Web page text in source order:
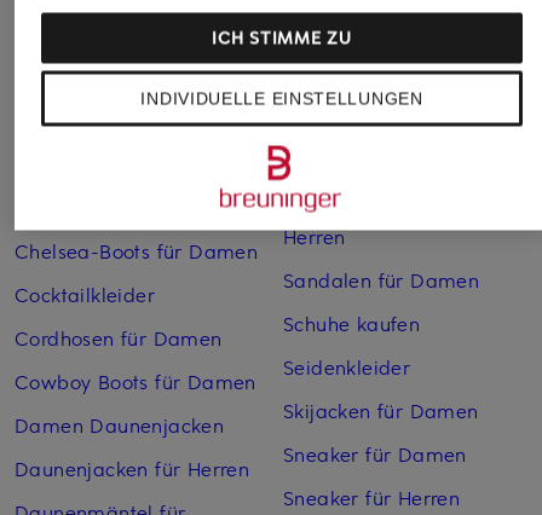
Boots für Damen
Braune Stiefel für Damen
Chelsea Boots für Herren
Chelsea-Boots für Damen
Cocktailkleider
Cordhosen für Damen
Cowboy Boots für Damen
Damen Daunenjacken
Daunenjacken für Herren
Lederjacken für Damen
Mäntel für Damen
Parkas für Herren
Pullover für Damen
Rollkragenpullover für
Herren
Sandalen für Damen
Schuhe kaufen
Seidenkleider
Skijacken für Damen
Sneaker für Damen
Sneaker für Herren
INDIVIDUELLE EINSTELLUNGEN
ICH STIMME ZU